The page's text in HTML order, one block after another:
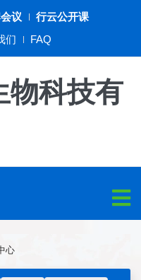
议
行云公开课
们 FAQ
物科技有
心